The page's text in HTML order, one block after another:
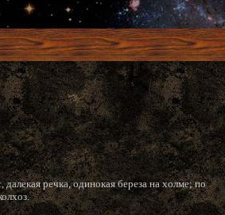
речка, одинокая береза на холме; по